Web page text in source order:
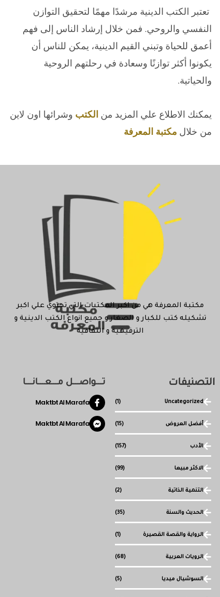
تعتبر الكتب الدينية مرشدًا مهمًا لتحقيق التوازن
النفسي والروحي. فمن خلال إرشاد الناس إلى فهم
أعمق للحياة وتبني القيم الدينية، يمكن للناس أن
يكونوا أكثر توازنًا وسعادة في رحلتهم الروحية
والحياتية.
يمكنك الاطلاع علي المزيد منالكتب وشرائها اون لاين
من خلالمكتبة المعرفة
مكتبة المعرفة هي من اكبر المكتبات التي تحتوي علي اكبر
تشكيله كتب للكبار و الصغار و جميع انواع الكتب الدينية و
الترفيهية و الثقافية
التصنيفات
Uncategorized
(1)
أفضل العروض (15)
الأدب (157)
الاكثر مبيعا (99)
التنمية الذاتية (2)
الحديث والسنة (35)
الرواية والقصة القصيرة (1)
الرويات العربية (68)
السوشيال ميديا (5)
تـــواصـــل مـــعـــانـــا
Maktbt Al Marafa
Maktbt Al Marafa